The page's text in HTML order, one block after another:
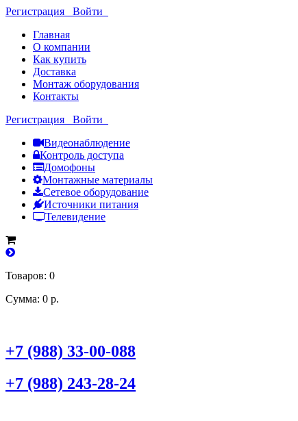
Регистрация Войти
Главная
О компании
Как купить
Доставка
Монтаж оборудования
Контакты
Регистрация Войти
Видеонаблюдение
Контроль доступа
Домофоны
Монтажные материалы
Сетевое оборудование
Источники питания
Телевидение
Товаров: 0
Сумма: 0 р.
+7 (988) 33-00-088
+7 (988) 243-28-24